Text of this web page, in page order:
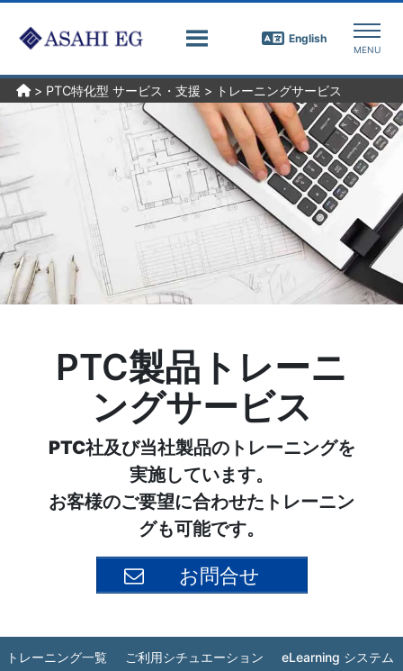
English
> PTC特化型 サービス・支援 > トレーニングサービス
PTC製品トレーニ
ングサービス
PTC社及び当社製品のトレーニングを
実施しています。
お客様のご要望に合わせたトレーニン
グも可能です。
お問合せ
トレーニング一覧 ご利用シチュエーション eLearning システム